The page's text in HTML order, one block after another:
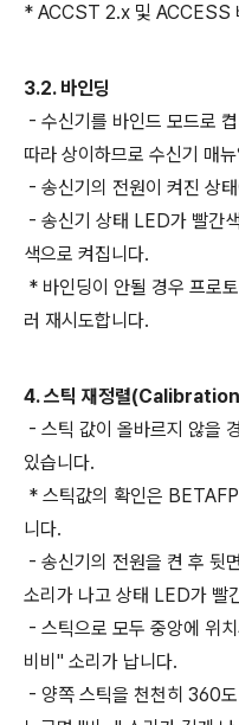
* ACCST 2.x 및 ACCESS
3.2. 바인딩
- 수신기를 바인드 모드로
따라 상이하므로 수신기 매
- 송신기의 전원이 켜진 상
- 송신기 상태 LED가 빨간
색으로 켜집니다.
* 바인딩이 안될 경우 프로
러 재시도합니다.
4. 스틱 재정렬
- 스틱 값이 올바르지 않을
있습니다.
* 스틱값의 확인은
니다.
- 송신기의 전원을 켠 후 뒷
소리가 나고 상태 LED가 빨
- 스틱으로 모두 중앙에 위
비비" 소리가 납니다.
- 양쪽 스틱을 천천히 360